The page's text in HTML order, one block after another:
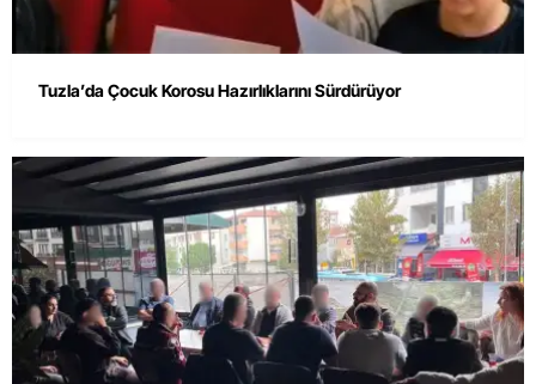
Tuzla’da Çocuk Korosu Hazırlıklarını Sürdürüyor